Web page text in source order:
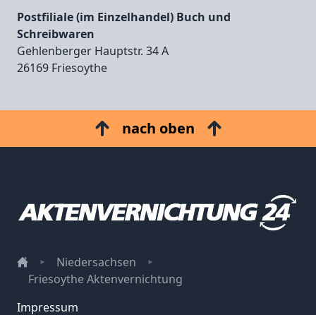
Postfiliale (im Einzelhandel) Buch und
Schreibwaren
Gehlenberger Hauptstr. 34 A
26169 Friesoythe
nach oben
Niedersachsen
Friesoythe Aktenvernichtung
Impressum